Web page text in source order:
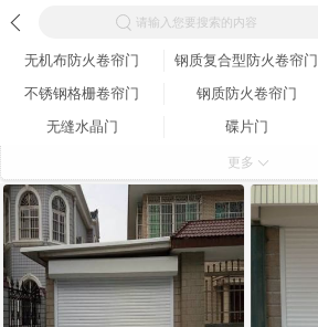
请输入您要搜索的内容
无机布防火卷帘门 钢质复合型防火卷帘门
不锈钢格栅卷帘门
钢质防火卷帘门
无缝水晶门
碟片门
钢制抗风卷帘门
有机玻璃车库门
别墅专用铝合金翻板门
更多